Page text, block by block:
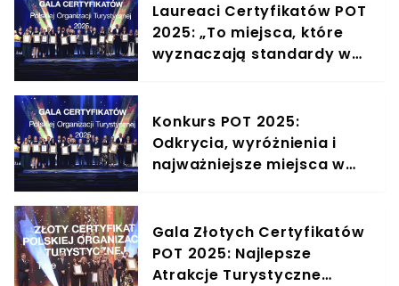
Laureaci Certyfikatów POT
2025: „To miejsca, które
wyznaczają standardy w
Janowskim, dyrektorem
Departamentu Wsparcia
Rozwoju Turystyki POT
Konkurs POT 2025:
Odkrycia, wyróżnienia i
najważniejsze miejsca w
Gala Złotych Certyfikatów
POT 2025: Najlepsze
Atrakcje Turystyczne